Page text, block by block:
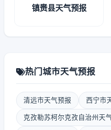
镇赉县天气预报
热门城市天气预报
清远市天气预报 西宁市
克孜勒苏柯尔克孜自治州天